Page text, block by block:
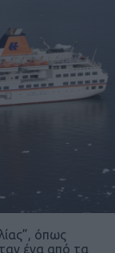
όπως
ένα από τα